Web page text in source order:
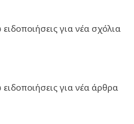
για νέα σχόλια
για νέα άρθρα